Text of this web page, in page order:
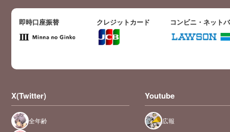
即時口座振替 クレジットカード コンビニ・ネット
X(Twitter)
全年齢
Youtube
広報